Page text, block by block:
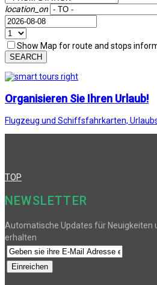
location_on
Show Map for route and stops
SEARCH
Organisieren Sie Ihren Urlaub!
Flugzeug und Schiffsfahrkarten,
TOP
NEWSLETTER
Automatische Updates für Neuigkeiten
erhalten